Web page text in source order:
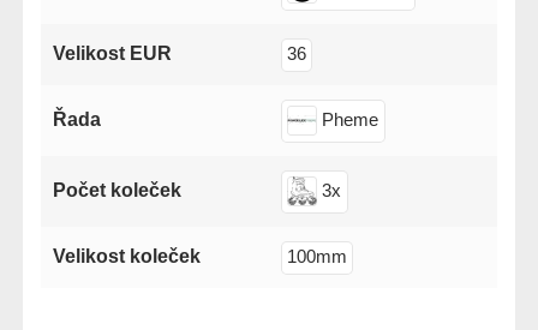
Velikost EUR 36
Řada Pheme
Počet koleček 3x
Velikost koleček 100mm